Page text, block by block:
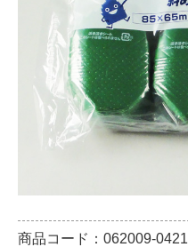
商品コード：062009-0421